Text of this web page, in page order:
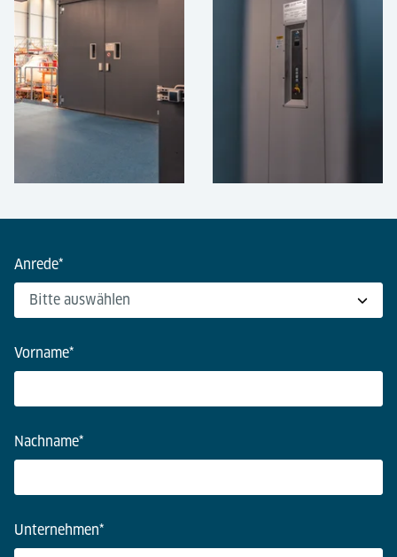
Anrede*
Vorname*
Nachname*
Unternehmen*